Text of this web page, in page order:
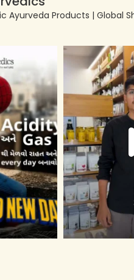
Ayurveda Products | Global